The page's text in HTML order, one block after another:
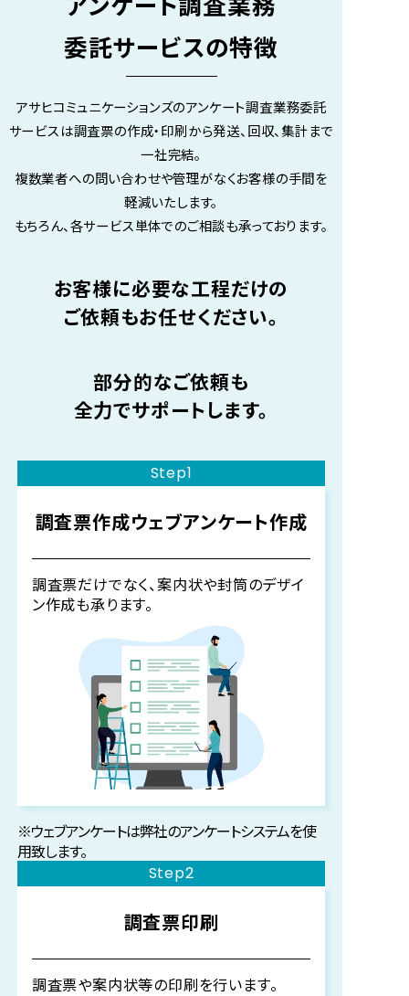
委託サービスの特徴
アサヒコミュニケーションズのアンケート調査業務委託
サービスは調査票の作成・印刷から発送、回収、集計まで
一社完結。
複数業者への問い合わせや管理がなくお客様の手間を
軽減いたします。
もちろん、各サービス単体でのご相談も承っております。
お客様に必要な工程だけの
ご依頼もお任せください。
部分的なご依頼も
全力でサポートします。
Step1
調査票作成ウェブアンケート作成
調査票だけでなく、案内状や封筒のデザイ
ン作成も承ります。
※ウェブアンケートは弊社のアンケートシステムを使
用致します。
Step2
調査票印刷
調査票や案内状等の印刷を行います。